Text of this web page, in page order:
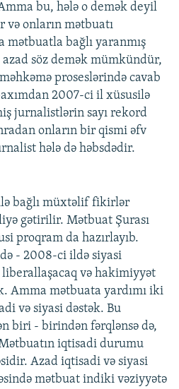
bu, hələ o demək deyil
və onların mətbuatı
mətbuatla bağlı yaranmış
söz demək mümkündür,
proseslərində cavab
2007-ci il xüsusilə
jurnalistlərin sayı rekord
onların bir qismi əfv
hələ də həbsdədir.
bağlı müxtəlif fikirlər
gətirilir. Mətbuat Şurası
proqram da hazırlayıb.
- 2008-ci ildə siyasi
liberallaşacaq və hakimiyyət
Amma mətbuata yardımı iki
və siyasi dəstək. Bu
biri - birindən fərqlənsə də,
iqtisadi durumu
Azad iqtisadi və siyasi
mətbuat indiki vəziyyətə